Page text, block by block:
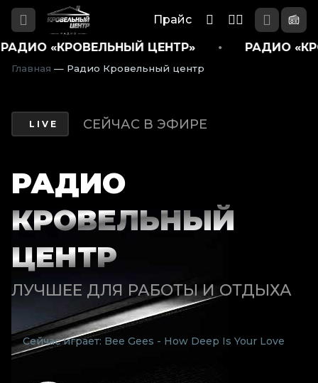
П
с
о
в
с
и
н
а
с
Прайс
РАДИО «КРОВЕЛЬНЫЙ ЦЕНТР» РАДИО
Главная — Радио Кровельный центр
LIVE СЕЙЧАС В ЭФИРЕ
РАДИО
КРОВЕЛЬНЫЙ
ЦЕНТР
ЛУЧШЕЕ ДЛЯ РАБОТЫ И ОТДЫХА
Сейчас играет: Bee Gees - How Deep Is Your Love